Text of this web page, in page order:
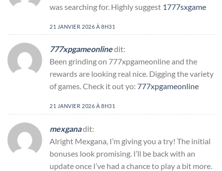
was searching for. Highly suggest 1777sxgame
21 JANVIER 2026 À 8H31
777xpgameonlinedit:
Been grinding on 777xpgameonline and the
rewards are looking real nice. Digging the variety
of games. Check it out yo: 777xpgameonline
21 JANVIER 2026 À 8H31
mexganadit:
Alright Mexgana, I’m giving you a try! The initial
bonuses look promising. I’ll be back with an
update once I’ve had a chance to play a bit more.